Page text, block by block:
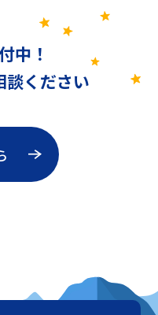
中！
談ください